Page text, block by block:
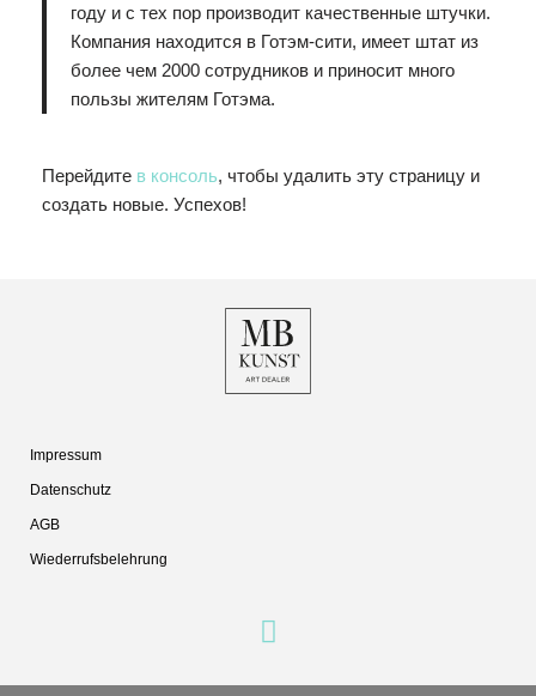
году и с тех пор производит качественные штучки.
Компания находится в Готэм-сити, имеет штат из
более чем 2000 сотрудников и приносит много
пользы жителям Готэма.
Перейдите в консоль, чтобы удалить эту страницу и
создать новые. Успехов!
Impressum
Datenschutz
AGB
Wiederrufsbelehrung